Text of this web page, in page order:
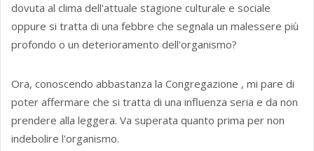
dovuta al clima dell'attuale stagione culturale e sociale
oppure si tratta di una febbre che segnala un malessere più
profondo o un deterioramento dell'organismo?
Ora, conoscendo abbastanza la Congregazione , mi pare di
poter affermare che si tratta di una influenza seria e da non
prendere alla leggera. Va superata quanto prima per non
indebolire l'organismo.